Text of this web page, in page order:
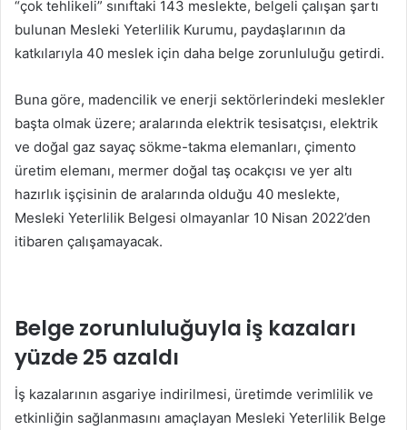
“çok tehlikeli” sınıftaki 143 meslekte, belgeli çalışan şartı
bulunan Mesleki Yeterlilik Kurumu, paydaşlarının da
katkılarıyla 40 meslek için daha belge zorunluluğu getirdi.
Buna göre, madencilik ve enerji sektörlerindeki meslekler
başta olmak üzere; aralarında elektrik tesisatçısı, elektrik
ve doğal gaz sayaç sökme-takma elemanları, çimento
üretim elemanı, mermer doğal taş ocakçısı ve yer altı
hazırlık işçisinin de aralarında olduğu 40 meslekte,
Mesleki Yeterlilik Belgesi olmayanlar 10 Nisan 2022’den
itibaren çalışamayacak.
Belge zorunluluğuyla iş kazaları
yüzde 25 azaldı
İş kazalarının asgariye indirilmesi, üretimde verimlilik ve
etkinliğin sağlanmasını amaçlayan Mesleki Yeterlilik Belge